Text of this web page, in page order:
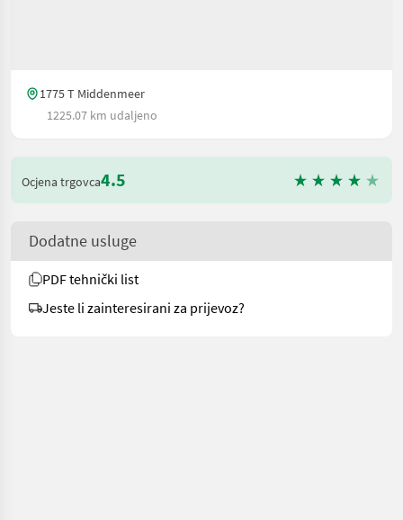
1775 T Middenmeer
1225.07 km udaljeno
Ocjena trgovca4.5
Dodatne usluge
PDF tehnički list
Jeste li zainteresirani za prijevoz?